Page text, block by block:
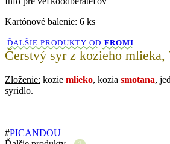
Kartónové balenie: 6 ks
ĎALŠIE PRODUKTY OD FROMI
Čerstvý syr z kozieho mlieka,
Zloženie: kozie mlieko, kozia smotana,
syridlo.
#PICANDOU